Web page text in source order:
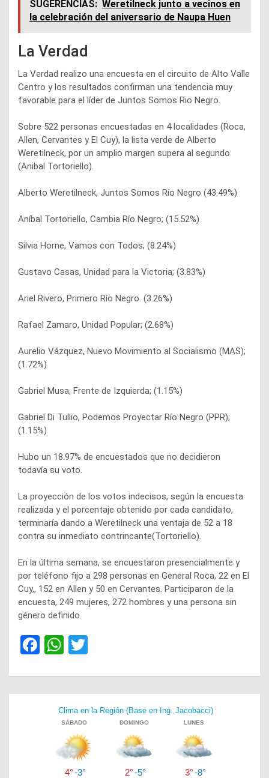
SUGERENCIAS: Weretilneck junto a vecinos en
la celebración del aniversario de Naupa Huen
La Verdad
La Verdad realizo una encuesta en el circuito de Alto Valle
Centro y los resultados confirman una tendencia muy
favorable para el líder de Juntos Somos Rio Negro.
Sobre 522 personas encuestadas en 4 localidades (Roca,
Allen, Cervantes y El Cuy), la lista verde de Alberto
Weretilneck, por un amplio margen supera al segundo
(Anibal Tortoriello).
Alberto Weretilneck, Juntos Somos Río Negro (43.49%)
Aníbal Tortoriello, Cambia Río Negro; (15.52%)
Silvia Horne, Vamos con Todos; (8.24%)
Gustavo Casas, Unidad para la Victoria; (3.83%)
Ariel Rivero, Primero Río Negro. (3.26%)
Rafael Zamaro, Unidad Popular; (2.68%)
Aurelio Vázquez, Nuevo Movimiento al Socialismo (MAS);
(1.72%)
Gabriel Musa, Frente de Izquierda; (1.15%)
Gabriel Di Tullio, Podemos Proyectar Río Negro (PPR);
(1.15%)
Hubo un 18.97% de encuestados que no decidieron
todavía su voto.
La proyección de los votos indecisos, según la encuesta
realizada y el porcentaje obtenido por cada candidato,
terminaría dando a Weretilneck una ventaja de 52 a 18
contra su inmediato contrincante(Tortoriello).
En la última semana, se encuestaron presencialmente y
por teléfono fijo a 298 personas en General Roca, 22 en El
Cuy,, 152 en Allen y 50 en Cervantes. Participaron de la
encuesta, 249 mujeres, 272 hombres y una persona sin
género definido.
F
ce
W
at
s
A
p
p
tt
er
Navegación
entradas